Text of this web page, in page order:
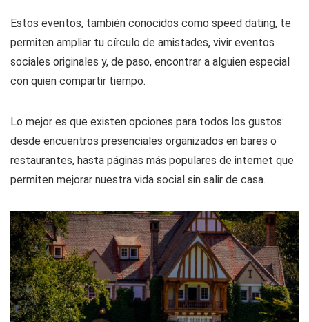
Estos eventos, también conocidos como speed dating, te
permiten ampliar tu círculo de amistades, vivir eventos
sociales originales y, de paso, encontrar a alguien especial
con quien compartir tiempo.
Lo mejor es que existen opciones para todos los gustos:
desde encuentros presenciales organizados en bares o
restaurantes, hasta páginas más populares de internet que
permiten mejorar nuestra vida social sin salir de casa.